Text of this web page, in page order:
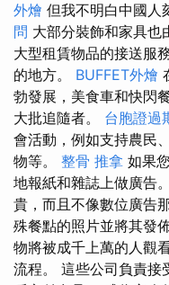
外燴 但我不明白中國人
問 大部分裝飾和家具也
大型租賃物品的接送服
的地方。 BUFFET外燴
勃發展，美食車和快閃
大批追隨者。 台胞證過
會活動，例如支持農民
物等。 整骨 推拿 如果
地報紙和雜誌上做廣告。
貴，而且不像數位廣告
殊餐點的照片並將其發
物將被成千上萬的人觀
流程。 這些公司負責接